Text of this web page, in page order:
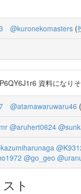
@kuronekomasters (
資料になり
@atamawaruwaru46 (
@aruhert0624
@go_geo
ト